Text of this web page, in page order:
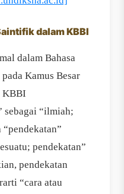
dalam KBBI
dalam Bahasa
Kamus Besar
KBBI
“ilmiah;
pendekatan”
pendekatan
“cara atau